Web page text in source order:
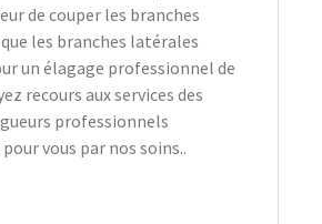
de couper les branches
les branches latérales
un élagage professionnel de
recours aux services des
professionnels
vous par nos soins..